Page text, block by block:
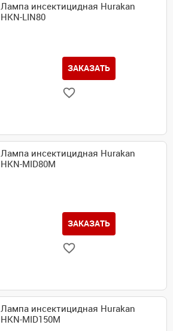
Лампа инсектицидная Hurakan
HKN-LIN80
ЗАКАЗАТЬ
Лампа инсектицидная Hurakan
HKN-MID80M
ЗАКАЗАТЬ
Лампа инсектицидная Hurakan
HKN-MID150M